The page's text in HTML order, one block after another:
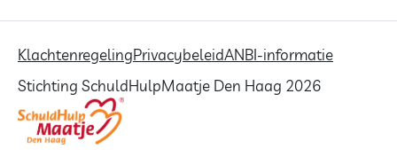
KlachtenregelingPrivacybeleidANBI-informatie
Stichting SchuldHulpMaatje Den Haag 2026